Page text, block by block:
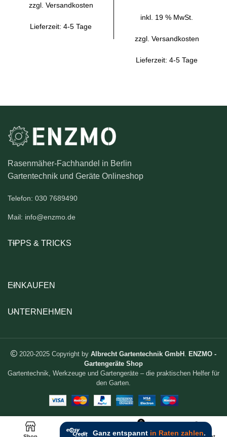
zzgl. Versandkosten
Lieferzeit: 4-5 Tage
inkl. 19 % MwSt.
zzgl. Versandkosten
Lieferzeit: 4-5 Tage
Rasenmäher-Fachhandel in Berlin
Gartentechnik und Geräte Onlineshop
Telefon: 030 7689490
Mail: info@enzmo.de
TIPPS & TRICKS
EINKAUFEN
UNTERNEHMEN
2020-2025 Copyright by Albrecht Gartentechnik GmbH . ENZMO -
Gartengeräte Shop
Gartentechnik, Werkzeuge und Gartengeräte – die praktischen Helfer für
den Garten.
0